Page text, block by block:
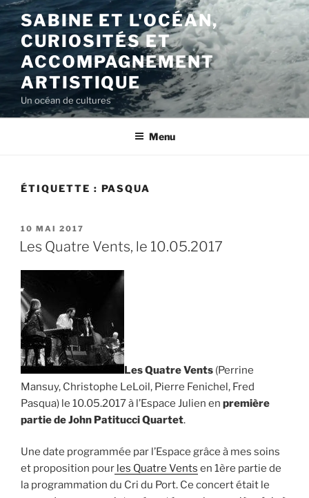
Aller
au
contenu
principal
SABINE ET L'OCÉAN,
CURIOSITÉS ET
ACCOMPAGNEMENT
ARTISTIQUE
Un océan de cultures
Menu
ÉTIQUETTE : PASQUA
PUBLIÉ
LE
10 MAI 2017
Les Quatre Vents, le 10.05.2017
Les Quatre Vents (Perrine
Mansuy, Christophe LeLoil, Pierre Fenichel, Fred
Pasqua) le 10.05.2017 à l’Espace Julien en première
partie de John Patitucci Quartet.
Une date programmée par l’Espace grâce à mes soins
et proposition pour les Quatre Vents en 1ère partie de
la programmation du Cri du Port. Ce concert était le